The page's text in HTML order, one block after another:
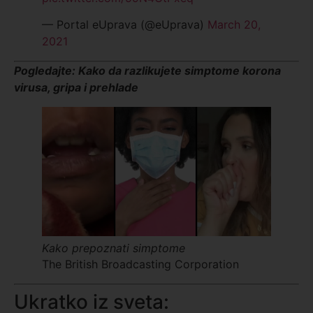
— Portal eUprava (@eUprava) March 20,
2021
Pogledajte: Kako da razlikujete simptome korona
virusa, gripa i prehlade
Kako prepoznati simptome
The British Broadcasting Corporation
Ukratko iz sveta: